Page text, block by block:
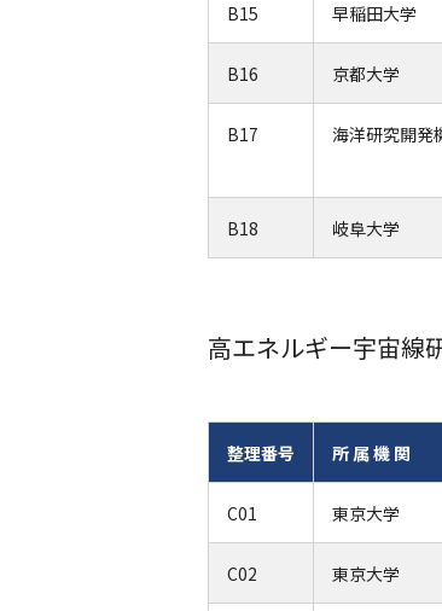
B15 早稲田大学
B16 京都大学
B17 海洋研究開発
B18 岐阜大学
高エネルギー宇宙線
整理番号 所 属 機 関
C01 東京大学
C02 東京大学